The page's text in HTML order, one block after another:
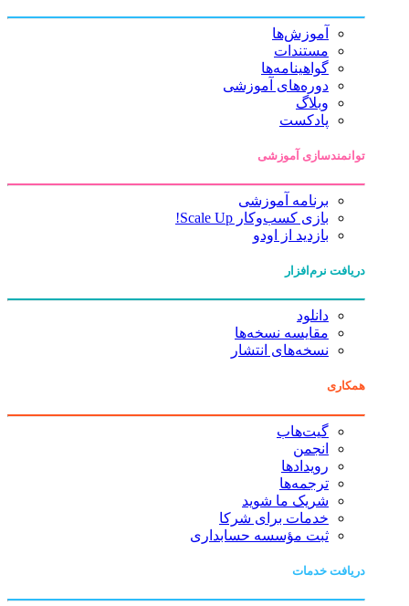
آموزش‌ها
مستندات
گواهینامه‌ها
دوره‌های آموزشی
وبلاگ
پادکست
توانمندسازی آموزشی
برنامه آموزشی
بازی کسب‌وکار Scale Up!
بازدید از اودو
دریافت نرم‌افزار
دانلود
مقایسه نسخه‌ها
نسخه‌های انتشار
همکاری
گیت‌هاب
انجمن
رویدادها
ترجمه‌ها
شریک ما شوید
خدمات برای شرکا
ثبت مؤسسه حسابداری
دریافت خدمات